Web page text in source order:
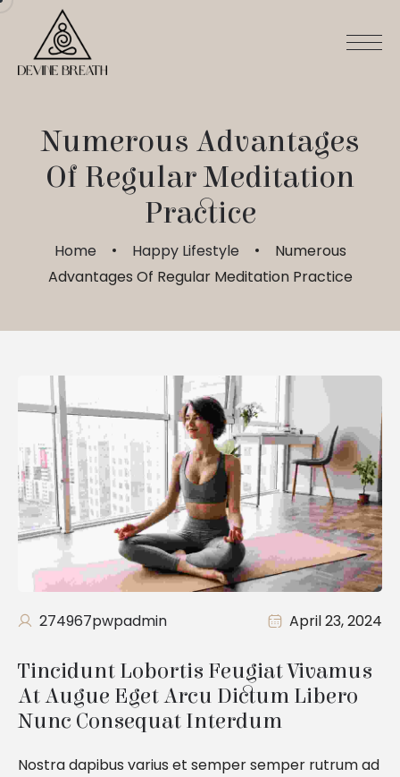
Numerous Advantages
Of Regular Meditation
Practice
Home Happy Lifestyle
Numerous
Advantages Of Regular Meditation Practice
274967pwpadmin April 23, 2024
Tincidunt Lobortis Feugiat Vivamus
At Augue Eget Arcu Dictum Libero
Nunc Consequat Interdum
Nostra dapibus varius et semper semper rutrum ad